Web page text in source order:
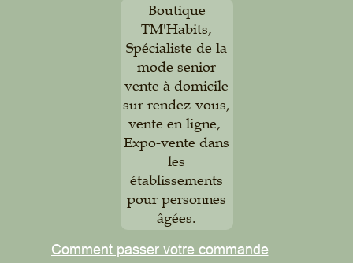
Boutique
TM'Habits,
Spécialiste de la
mode senior
vente à domicile
sur rendez-vous,
vente en ligne,
Expo-vente dans
les
établissements
pour personnes
âgées.
Comment passer votre commande